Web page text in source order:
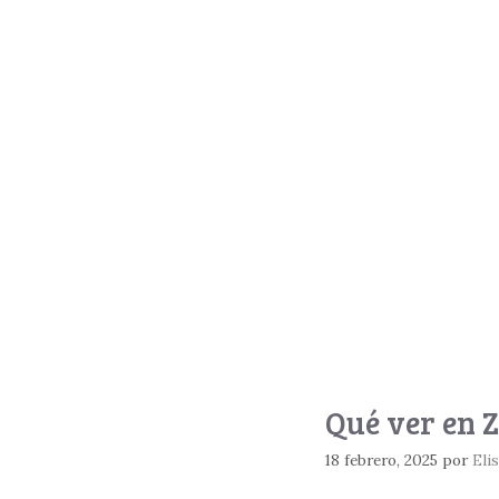
Qué ver en
18 febrero, 2025 por